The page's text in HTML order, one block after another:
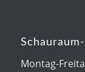
Montag-